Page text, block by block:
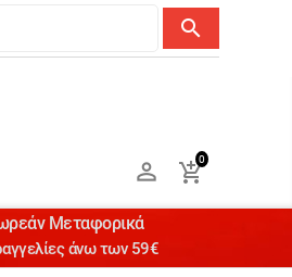
search

0

Μεταφορικά
άνω των 59€